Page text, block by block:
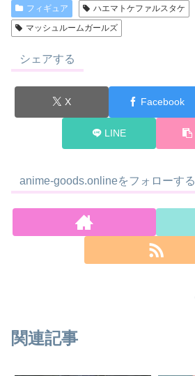
フィギュア
ハエマトケファルスタケ
マッシュルームガールズ
シェアする
X Facebook
LINE
anime-goods.onlineをフォローする
関連記事